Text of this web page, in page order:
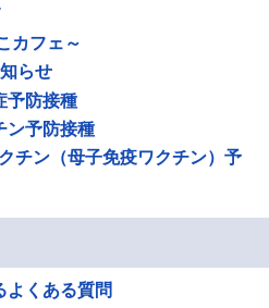
カフェ～
らせ
予防接種
ン予防接種
チン（母子免疫ワクチン）予
よくある質問